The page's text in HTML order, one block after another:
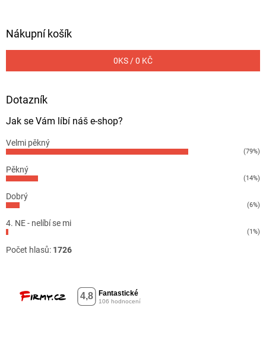
Nákupní košík
0KS /0 KČ
Dotazník
Jak se Vám líbí náš e-shop?
Velmi pěkný
(79%)
Pěkný
(14%)
Dobrý
(6%)
4. NE - nelíbí se mi
(1%)
Počet hlasů: 1726